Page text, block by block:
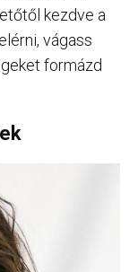
kezdve a
vágass
formázd